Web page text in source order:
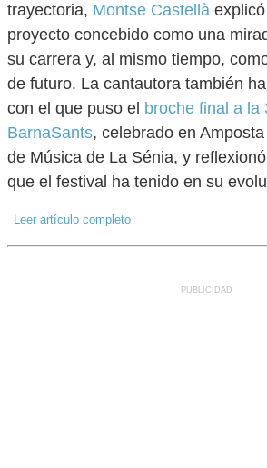
trayectoria, Montse Castellà
proyecto concebido como una
su carrera y, al mismo tiempo,
de futuro. La cantautora también
con el que puso el broche final a la
BarnaSants, celebrado en
de Música de La Sénia, y
que el festival ha tenido en su
Leer artículo completo
PUBLICIDAD